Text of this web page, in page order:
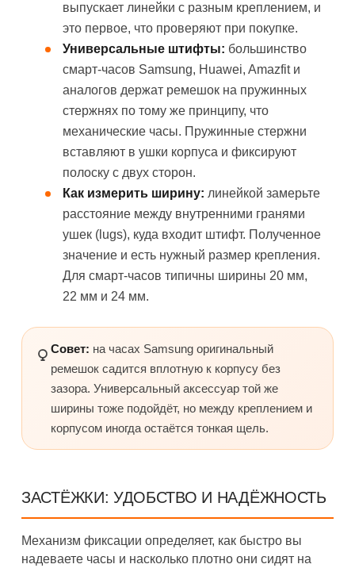
выпускает линейки с разным креплением, и
это первое, что проверяют при покупке.
Универсальные штифты: большинство
смарт-часов Samsung, Huawei, Amazfit и
аналогов держат ремешок на пружинных
стержнях по тому же принципу, что
механические часы. Пружинные стержни
вставляют в ушки корпуса и фиксируют
полоску с двух сторон.
Как измерить ширину: линейкой замерьте
расстояние между внутренними гранями
ушек (lugs), куда входит штифт. Полученное
значение и есть нужный размер крепления.
Для смарт-часов типичны ширины 20 мм,
22 мм и 24 мм.
Совет: на часах Samsung оригинальный
ремешок садится вплотную к корпусу без
зазора. Универсальный аксессуар той же
ширины тоже подойдёт, но между креплением и
корпусом иногда остаётся тонкая щель.
ЗАСТЁЖКИ: УДОБСТВО И НАДЁЖНОСТЬ
Механизм фиксации определяет, как быстро вы
надеваете часы и насколько плотно они сидят на